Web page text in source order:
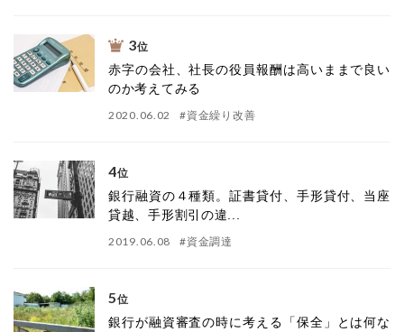
3位
赤字の会社、社長の役員報酬は高いままで良い
のか考えてみる
2020.06.02 #資金繰り改善
4位
銀行融資の４種類。証書貸付、手形貸付、当座
貸越、手形割引の違...
2019.06.08 #資金調達
5位
銀行が融資審査の時に考える「保全」とは何な